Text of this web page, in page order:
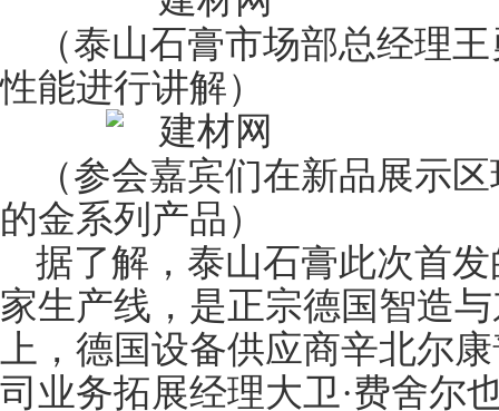
（泰山石膏市场部总经理
性能进行讲解）
（参会嘉宾们在新品展示
的金系列产品）
据了解，泰山石膏此次首
家生产线，是正宗德国智造
上，德国设备供应商辛北尔
司业务拓展经理大卫·费舍尔